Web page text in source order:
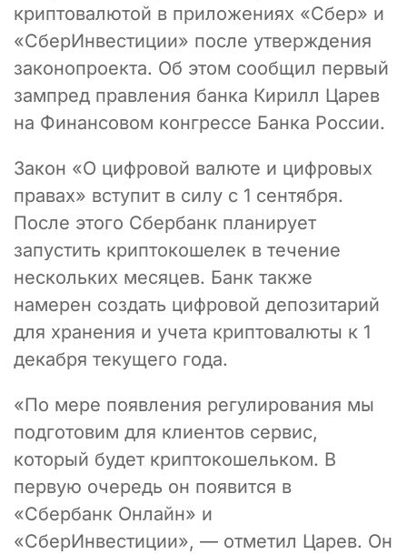
криптовалютой в приложениях «Сбер» и
«СберИнвестиции» после утверждения
законопроекта. Об этом сообщил первый
зампред правления банка Кирилл Царев
на Финансовом конгрессе Банка России.
Закон «О цифровой валюте и цифровых
правах» вступит в силу с 1 сентября.
После этого Сбербанк планирует
запустить криптокошелек в течение
нескольких месяцев. Банк также
намерен создать цифровой депозитарий
для хранения и учета криптовалюты к 1
декабря текущего года.
«По мере появления регулирования мы
подготовим для клиентов сервис,
который будет криптокошельком. В
первую очередь он появится в
«Сбербанк Онлайн» и
«СберИнвестиции», — отметил Царев. Он